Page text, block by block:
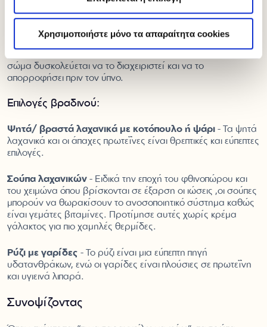
Χρησιμοποιήστε μόνο τα απαραίτητα cookies
Ένα ελαφρύ βραδινό τουλάχιστον 3 ώρες πριν τον ύπνο θα
σε βοηθήσει να κοιμηθείς ανάλαφρος, καθώς θα έχει
ολοκληρωθεί η διαδικασία της πέψης. Σε αντίθεση με ένα
ελαφρύ βραδινό γεύμα
, ένα μεγάλο και πλούσιο βραδινό
σώμα δυσκολεύεται να το διαχειριστεί και να το
απορροφήσει πριν τον ύπνο.
Επιλογές βραδινού:
Ψητά/ βραστά λαχανικά με κοτόπουλο ή ψάρι - Τα ψητά
λαχανικά και οι άπαχες πρωτεΐνες είναι θρεπτικές και εύπεπτες
επιλογές.
Σούπα λαχανικών - Ειδικά την εποχή του φθινοπώρου και
του χειμώνα όπου βρίσκονται σε έξαρση οι ιώσεις ,οι σούπες
μπορούν να θωρακίσουν το ανοσοποιητικό σύστημα καθώς
είναι γεμάτες βιταμίνες. Προτίμησε αυτές χωρίς κρέμα
γάλακτος για πιο χαμηλές θερμίδες.
Ρύζι με γαρίδες - Το ρύζι είναι μια εύπεπτη πηγή
υδατανθράκων, ενώ οι γαρίδες είναι πλούσιες σε πρωτεΐνη
και υγιεινά λιπαρά.
Συνοψίζοντας